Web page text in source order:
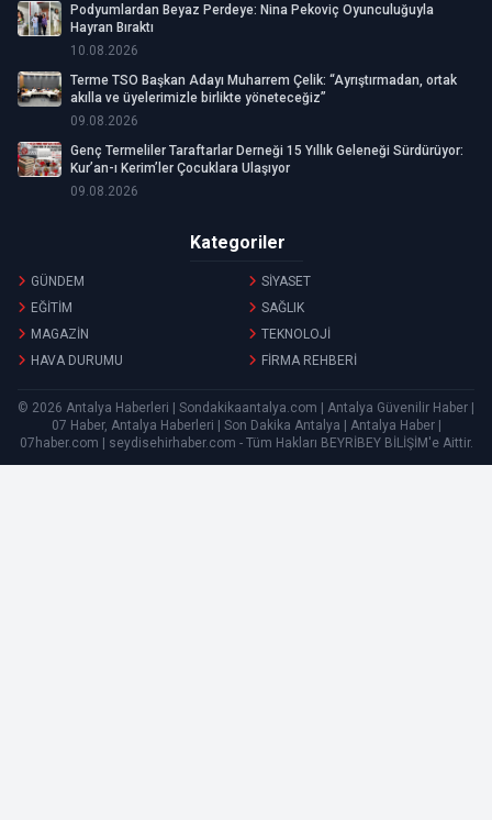
Podyumlardan Beyaz Perdeye: Nina Pekoviç Oyunculuğuyla
Hayran Bıraktı
10.08.2026
Terme TSO Başkan Adayı Muharrem Çelik: “Ayrıştırmadan, ortak
akılla ve üyelerimizle birlikte yöneteceğiz”
09.08.2026
Genç Termeliler Taraftarlar Derneği 15 Yıllık Geleneği Sürdürüyor:
Kur’an-ı Kerim’ler Çocuklara Ulaşıyor
09.08.2026
Kategoriler
GÜNDEM
SİYASET
EĞİTİM
SAĞLIK
MAGAZİN
TEKNOLOJİ
HAVA DURUMU
FİRMA REHBERİ
© 2026 Antalya Haberleri | Sondakikaantalya.com | Antalya Güvenilir Haber |
07 Haber, Antalya Haberleri | Son Dakika Antalya | Antalya Haber |
07haber.com | seydisehirhaber.com - Tüm Hakları BEYRİBEY BİLİŞİM'e Aittir.